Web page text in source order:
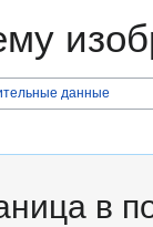
данные
в